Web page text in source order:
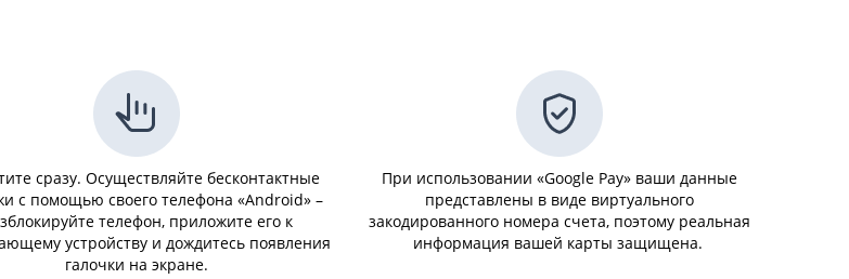
сразу. Осуществляйте бесконтактные
с помощью своего телефона «Android» –
телефон, приложите его к
устройству и дождитесь появления
галочки на экране.
При использовании «Google Pay» ваши данные
представлены в виде виртуального
закодированного номера счета, поэтому реальная
информация вашей карты защищена.